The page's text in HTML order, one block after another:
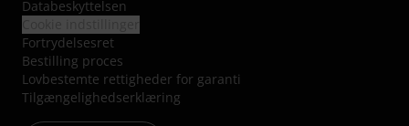
Databeskyttelsen
Fortrydelsesret
Bestilling proces
Lovbestemte rettigheder for garanti
Tilgængelighedserklæring